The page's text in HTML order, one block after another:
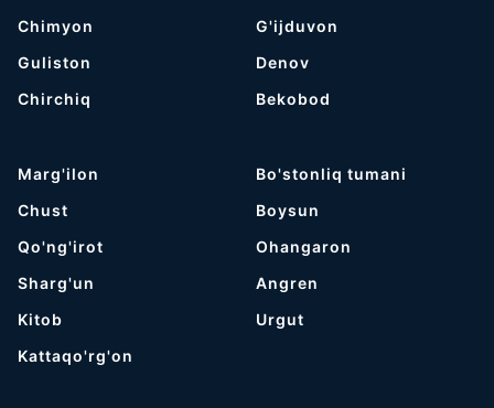
Chimyon
Guliston
Chirchiq
G'ijduvon
Denov
Bekobod
Marg'ilon
Chust
Qo'ng'irot
Sharg'un
Kitob
Kattaqo'rg'on
Bo'stonliq tumani
Boysun
Ohangaron
Angren
Urgut